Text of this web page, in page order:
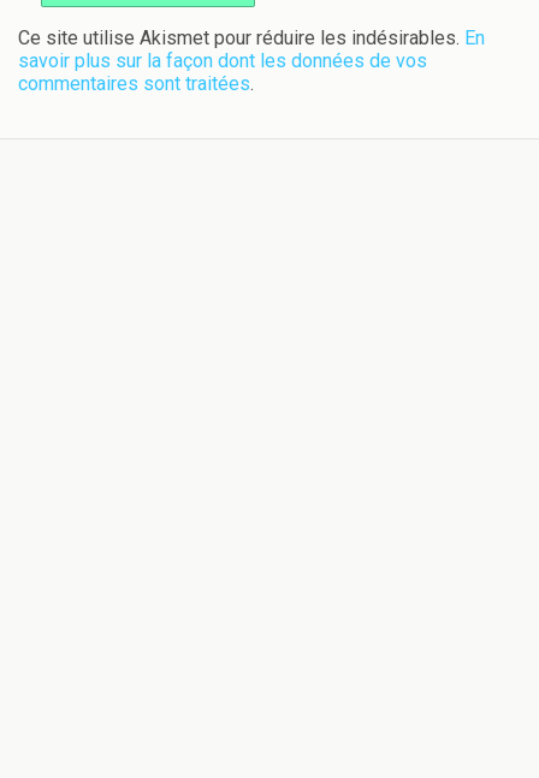
Ce site utilise Akismet pour réduire les indésirables. En
savoir plus sur la façon dont les données de vos
commentaires sont traitées.